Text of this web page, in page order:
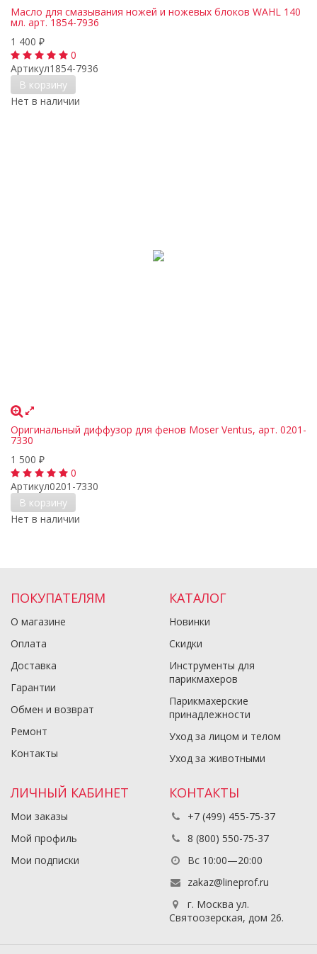
Масло для смазывания ножей и ножевых блоков WAHL 140
мл. арт. 1854-7936
1 400 ₽
0
Артикул1854-7936
В корзину
Нет в наличии
Оригинальный диффузор для фенов Moser Ventus, арт. 0201-
7330
1 500 ₽
0
Артикул0201-7330
В корзину
Нет в наличии
ПОКУПАТЕЛЯМ
О магазине
Оплата
Доставка
Гарантии
Обмен и возврат
Ремонт
Контакты
КАТАЛОГ
Новинки
Скидки
Инструменты для
парикмахеров
Парикмахерские
принадлежности
Уход за лицом и телом
Уход за животными
ЛИЧНЫЙ КАБИНЕТ
Мои заказы
Мой профиль
Мои подписки
КОНТАКТЫ
+7 (499) 455-75-37
8 (800) 550-75-37
Вс 10:00—20:00
zakaz@lineprof.ru
г. Москва ул.
Святоозерская, дом 26.